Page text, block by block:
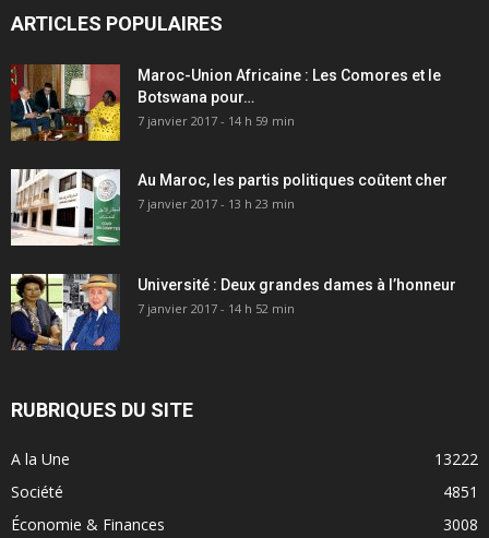
ARTICLES POPULAIRES
Maroc-Union Africaine : Les Comores et le
Botswana pour…
7 janvier 2017 - 14 h 59 min
Au Maroc, les partis politiques coûtent cher
7 janvier 2017 - 13 h 23 min
Université : Deux grandes dames à l’honneur
7 janvier 2017 - 14 h 52 min
RUBRIQUES DU SITE
A la Une
13222
Société
4851
Économie & Finances
3008